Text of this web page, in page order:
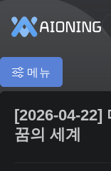
메뉴
[2026-04-22]
꿈의 세계